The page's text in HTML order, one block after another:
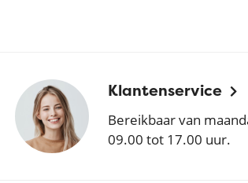
Klantenservice
Bereikbaar van
09.00 tot 17.00 uur.